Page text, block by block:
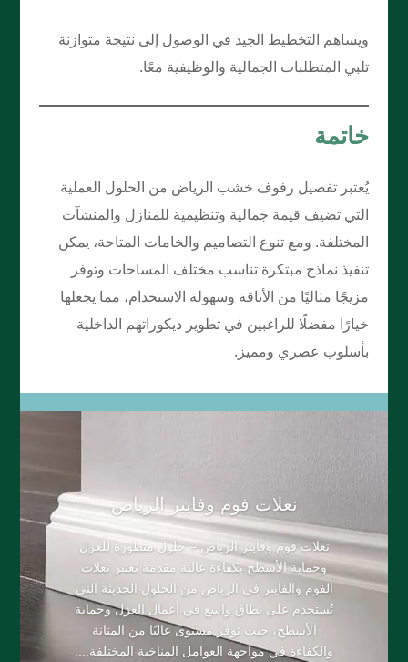
ويساهم التخطيط الجيد في الوصول إلى نتيجة متوازنة
تلبي المتطلبات الجمالية والوظيفية معًا.
خاتمة
يُعتبر تفصيل رفوف خشب الرياض من الحلول العملية
التي تضيف قيمة جمالية وتنظيمية للمنازل والمنشآت
المختلفة. ومع تنوع التصاميم والخامات المتاحة، يمكن
تنفيذ نماذج مبتكرة تناسب مختلف المساحات وتوفر
مزيجًا مثاليًا من الأناقة وسهولة الاستخدام، مما يجعلها
خيارًا مفضلًا للراغبين في تطوير ديكوراتهم الداخلية
بأسلوب عصري ومميز.
​نعلات فوم وفايبر الرياض
نعلات فوم وفايبر الرياض – حلول متطورة للعزل
وحماية الأسطح بكفاءة عالية مقدمة تُعتبر نعلات
الفوم والفايبر في الرياض من الحلول الحديثة التي
تُستخدم على نطاق واسع في أعمال العزل وحماية
الأسطح، حيث توفر مستوى عاليًا من المتانة
والكفاءة في مواجهة العوامل المناخية المختلفة....